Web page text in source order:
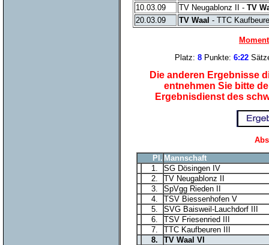
10.03.09
TV Neugablonz II - TV
20.03.09
TV Waal - TTC
Platz: 8 Punkte: 6:22
Die anderen Ergebnisse
entnehmen Sie bitte
Ergebnisdienst des
Pl. Mannschaft
1.
SG Dösingen IV
2.
TV Neugablonz II
3.
SpVgg Rieden II
4.
TSV Biessenhofen V
5.
SVG Baisweil-Lauchdorf III
6.
TSV Friesenried III
7.
TTC Kaufbeuren III
8.
TV Waal VI